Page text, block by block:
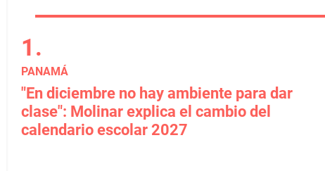
PANAMÁ
"En diciembre no hay ambiente para dar
clase": Molinar explica el cambio del
calendario escolar 2027